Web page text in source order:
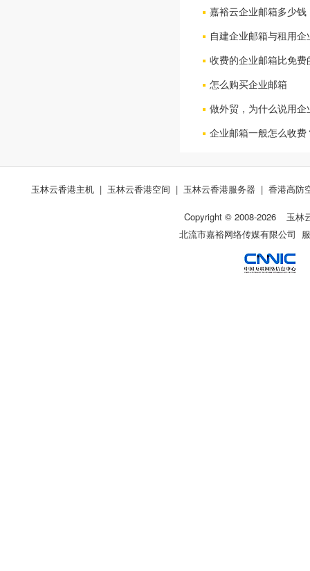
嘉裕云企业邮箱多少
自建企业邮箱与租用企
收费的企业邮箱比免费
怎么购买企业邮箱
做外贸，为什么说用企
企业邮箱一般怎么收
玉林云香港主机 | 玉林云香港空间 | 玉林云香港服务器 | 香港高防
Copyright © 2008-2026
玉林
北流市嘉裕网络传媒有限公司